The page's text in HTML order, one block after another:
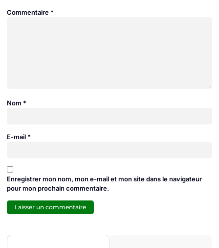
Commentaire *
Nom *
E-mail *
Enregistrer mon nom, mon e-mail et mon site dans le navigateur
pour mon prochain commentaire.